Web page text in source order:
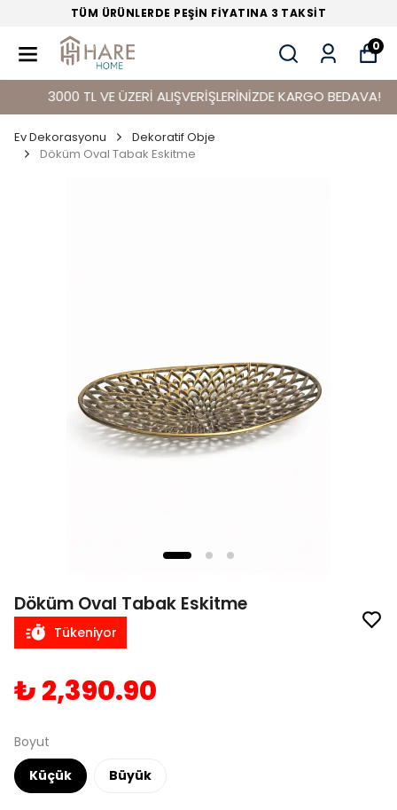
TÜM ÜRÜNLERDE PEŞİN FİYATINA 3 TAKSİT
0
3000 TL VE ÜZERİ ALIŞVERİŞLERİNİZDE KARGO BEDAVA!
Ev Dekorasyonu
Dekoratif Obje
Döküm Oval Tabak Eskitme
Döküm Oval Tabak Eskitme
Tükeniyor
₺ 2,390.90
Boyut
Küçük
Büyük